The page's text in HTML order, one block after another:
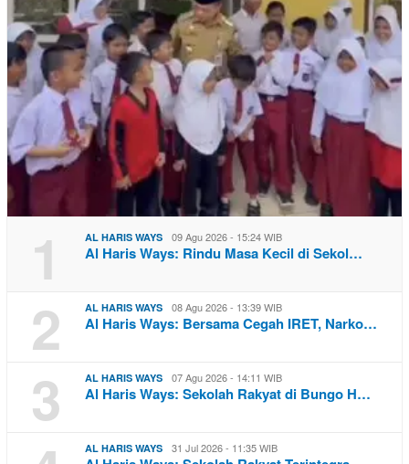
1 AL HARIS WAYS 09 Agu 2026 - 15:24 WIB
Al Haris Ways: Rindu Masa Kecil di Sekol…
2 AL HARIS WAYS 08 Agu 2026 - 13:39 WIB
Al Haris Ways: Bersama Cegah IRET, Narko…
3 AL HARIS WAYS 07 Agu 2026 - 14:11 WIB
Al Haris Ways: Sekolah Rakyat di Bungo H…
AL HARIS WAYS 31 Jul 2026 - 11:35 WIB